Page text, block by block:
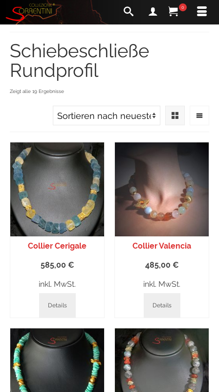
0
Schiebeschließe
Rundprofil
Zeigt alle 19 Ergebnisse
Collier Cerigale
585,00 €
inkl. MwSt.
Details
Collier Valencia
485,00 €
inkl. MwSt.
Details